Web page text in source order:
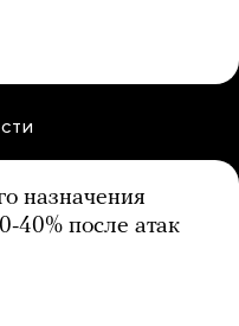
назначения
40% после атак